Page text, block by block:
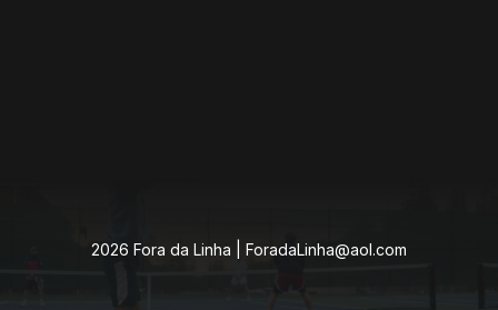
2026 Fora da Linha | ForadaLinha@aol.com